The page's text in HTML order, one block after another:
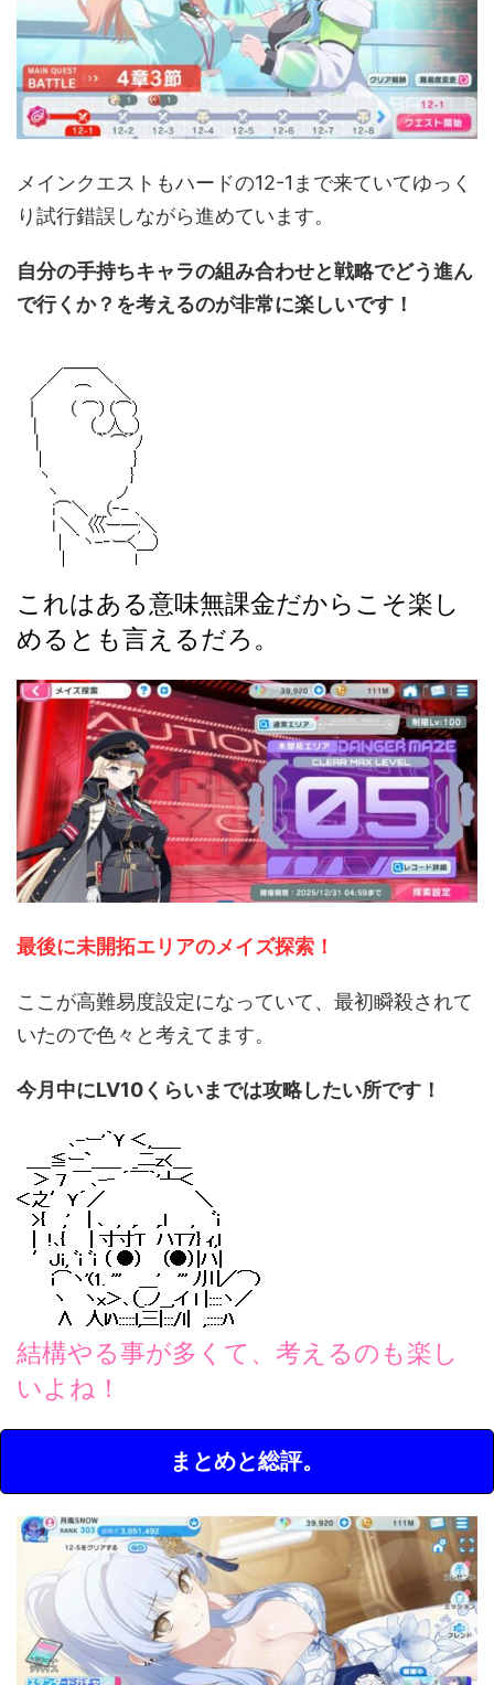
メインクエストもハードの12-1まで来ていてゆっく
り試行錯誤しながら進めています。
自分の手持ちキャラの組み合わせと戦略でどう進ん
で行くか？を考えるのが非常に楽しいです！
これはある意味無課金だからこそ楽し
めるとも言えるだろ。
最後に未開拓エリアのメイズ探索！
ここが高難易度設定になっていて、最初瞬殺されて
いたので色々と考えてます。
今月中にLV10くらいまでは攻略したい所です！
結構やる事が多くて、考えるのも楽し
いよね！
まとめと総評。